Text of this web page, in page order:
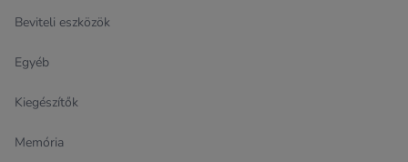
Beviteli eszközök
Egyéb
Kiegészítők
Memória